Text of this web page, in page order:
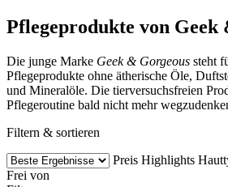
Pflegeprodukte von Geek
Die junge Marke Geek & Gorgeous steht
Pflegeprodukte ohne ätherische Öle,
und Mineralöle. Die tierversuchsfreien
Pflegeroutine bald nicht mehr
Filtern & sortieren
Preis Highlights
Frei von